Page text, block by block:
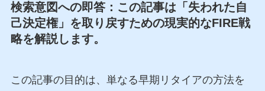
検索意図への即答：この記事は「失われた自
己決定権」を取り戻すための現実的なFIRE戦
略を解説します。
この記事の目的は、単なる早期リタイアの方法を